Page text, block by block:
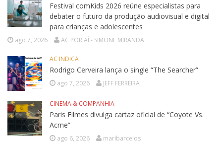
Festival comKids 2026 reúne especialistas para
debater o futuro da produção audiovisual e digital
para crianças e adolescentes
ago 7, 2026 AC POR AÍ - SIMONE MIRANDA
AC INDICA
Rodrigo Cerveira lança o single “The Searcher”
ago 7, 2026 JEFF FERREIRA
CINEMA & COMPANHIA
Paris Filmes divulga cartaz oficial de “Coyote Vs.
Acme”
ago 6, 2026 maribarcelos